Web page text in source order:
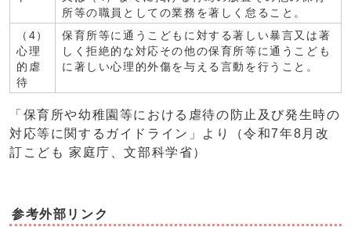
所等の職員としての業務を著しく怠ること。
（4）
心理
的虐
待
保育所等に通うこどもに対する著しい暴言又は著
しく拒絶的な対応その他の保育所等に通うこども
に著しい心理的外傷を与える言動を行うこと。
「保育所や幼稚園等における虐待の防止及び発生時の
対応等に関するガイドライン」より（令和7年8月改
訂こども 家庭庁、文部科学省）
参考外部リンク